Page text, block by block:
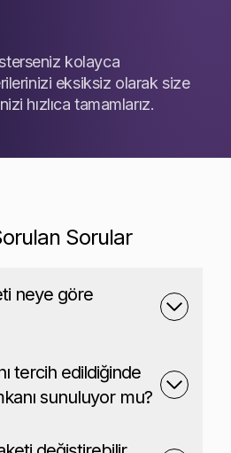
kolayca
eksiksiz olarak size
hızlıca tamamlarız.
Sorular
neye göre
tercih edildiğinde
sunuluyor mu?